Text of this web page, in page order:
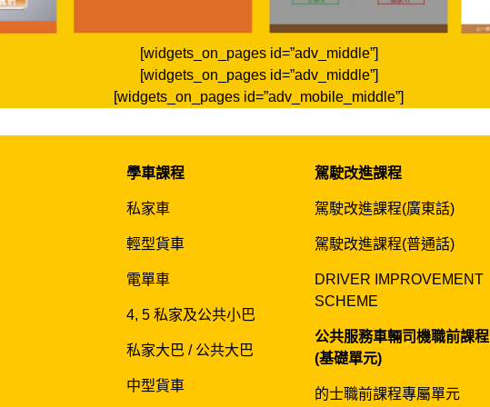
[widgets_on_pages id=”adv_middle”]
[widgets_on_pages id=”adv_middle”]
[widgets_on_pages id=”adv_mobile_middle”]
學車課程
私家車
輕型貨車
電單車
4, 5 私家及公共小巴
私家大巴 / 公共大巴
中型貨車
駕駛改進課程
駕駛改進課程(廣東話)
駕駛改進課程(普通話)
DRIVER IMPROVEMENT
SCHEME
公共服務車輛司機職前課程
(基礎單元)
的士職前課程專屬單元